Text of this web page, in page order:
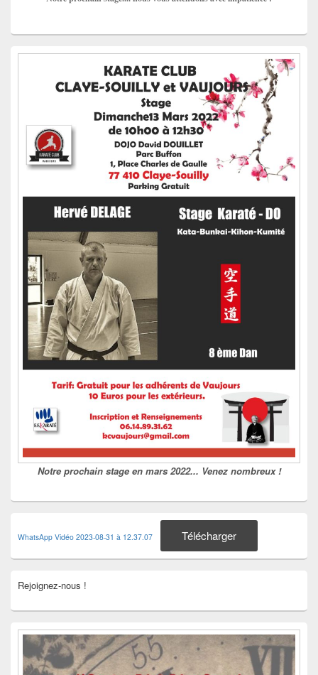
Notre prochain stage en mars 2022... Venez nombreux !
WhatsApp Vidéo 2023-08-31 à 12.37.07 Télécharger
Rejoignez-nous !